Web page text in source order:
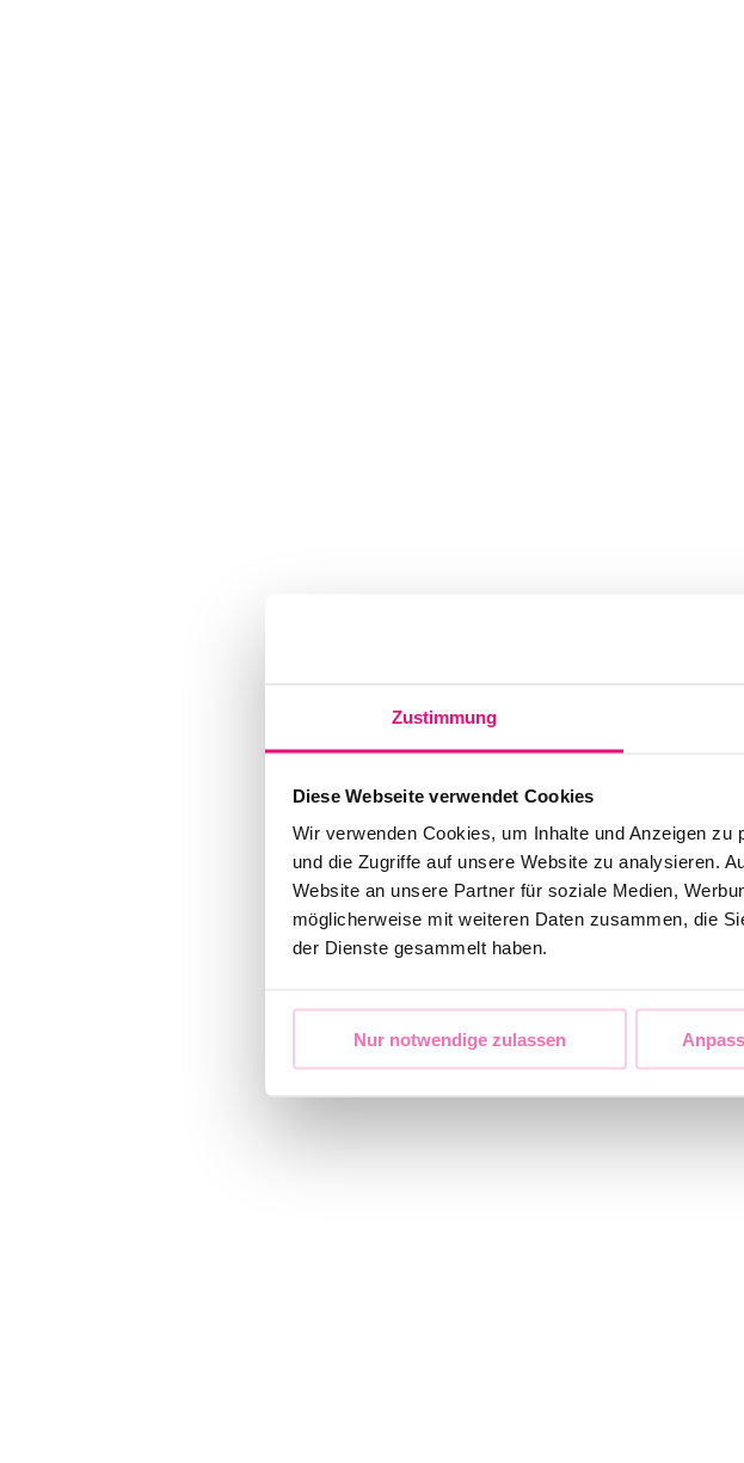
Zustimmung
Diese Webseite verwendet Cookies
Wir verwenden Cookies, um Inhalte und Anzeigen
und die Zugriffe auf unsere Website zu analysieren.
Website an unsere Partner für soziale Medien,
möglicherweise mit weiteren Daten zusammen, die
der Dienste gesammelt haben.
Nur notwendige zulassen